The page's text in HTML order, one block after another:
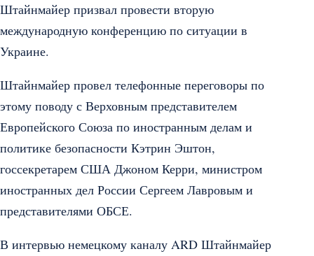
Штайнмайер призвал провести вторую
международную конференцию по ситуации в
Украине.
Штайнмайер провел телефонные переговоры по
этому поводу с Верховным представителем
Европейского Союза по иностранным делам и
политике безопасности Кэтрин Эштон,
госсекретарем США Джоном Керри, министром
иностранных дел России Сергеем Лавровым и
представителями ОБСЕ.
В интервью немецкому каналу ARD Штайнмайер